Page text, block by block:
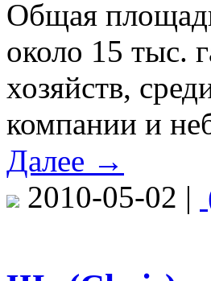
Общая
около 15 тыс.
хозяйств,
компании и
Далее →
2010-05-02 |